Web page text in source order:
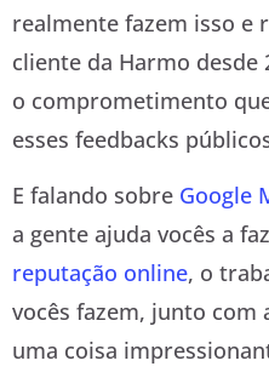
realmente fazem isso e
cliente da Harmo desde
o comprometimento
esses feedbacks
E falando sobre Google
a gente ajuda vocês a
reputação online, o
vocês fazem, junto com
uma coisa